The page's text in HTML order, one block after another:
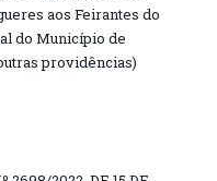
aos Feirantes do
do Município de
providências)